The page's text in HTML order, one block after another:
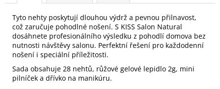
Tyto nehty poskytují dlouhou výdrž a pevnou přilnavost,
což zaručuje pohodlné nošení. S KISS Salon Natural
dosáhnete profesionálního výsledku z pohodlí domova bez
nutnosti návštěvy salonu. Perfektní řešení pro každodenní
nošení i speciální příležitosti.
Sada obsahuje 28 nehtů, růžové gelové lepidlo 2g, mini
pilníček a dřívko na manikúru.
OŘEZÁVÁTKEM
01
ČERNÁ
85
Kč